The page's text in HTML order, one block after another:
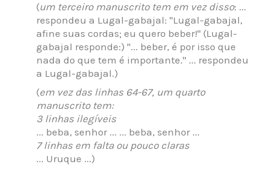
(um terceiro manuscrito tem em vez disso: ...
respondeu a Lugal-gabajal: "Lugal-gabajal,
afine suas cordas; eu quero beber!" (Lugal-
gabajal responde:) "... beber, é por isso que
nada do que tem é importante." ... respondeu
a Lugal-gabajal.)
(em vez das linhas 64-67, um quarto
manuscrito tem:
3 linhas ilegíveis
... beba, senhor ... ... beba, senhor ...
7 linhas em falta ou pouco claras
... Uruque ...)